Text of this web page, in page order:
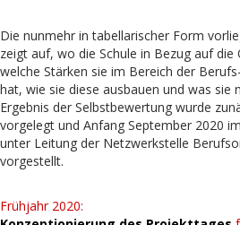
Die nunmehr in tabellarischer Form
zeigt auf, wo die Schule in Bezug auf
welche Stärken sie im Bereich der
hat, wie sie diese ausbauen und was sie
Ergebnis der Selbstbewertung wurde
vorgelegt und Anfang September 2020
unter Leitung der Netzwerkstelle
vorgestellt.
Frühjahr 2020: